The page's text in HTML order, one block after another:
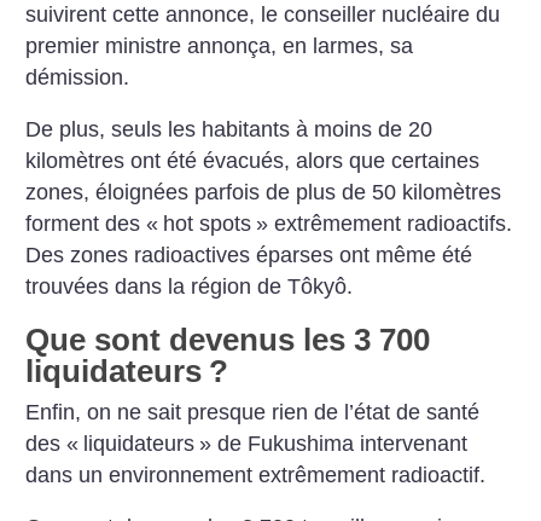
suivirent cette annonce, le conseiller nucléaire du
premier ministre annonça, en larmes, sa
démission.
De plus, seuls les habitants à moins de 20
kilomètres ont été évacués, alors que certaines
zones, éloignées parfois de plus de 50 kilomètres
forment des « hot spots » extrêmement radioactifs.
Des zones radioactives éparses ont même été
trouvées dans la région de Tôkyô.
Que sont devenus les 3 700
liquidateurs ?
Enfin, on ne sait presque rien de l’état de santé
des « liquidateurs » de Fukushima intervenant
dans un environnement extrêmement radioactif.